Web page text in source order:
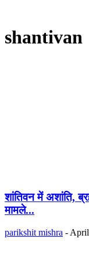
shantivan
शांतिवन में अशांति,
मामले...
parikshit mishra -